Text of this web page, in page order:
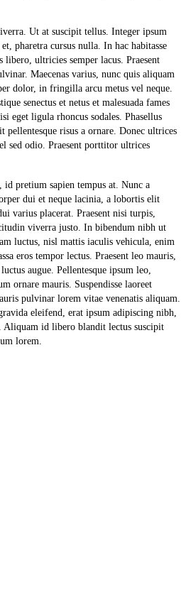
Ut at suscipit tellus. Integer ipsum
pharetra cursus nulla. In hac habitasse
libero, ultricies semper lacus. Praesent
Maecenas varius, nunc quis aliquam
dolor, in fringilla arcu metus vel neque.
senectus et netus et malesuada fames
eget ligula rhoncus sodales. Phasellus
pellentesque risus a ornare. Donec ultrices
sed odio. Praesent porttitor ultrices
pretium sapien tempus at. Nunc a
dui et neque lacinia, a lobortis elit
varius placerat. Praesent nisi turpis,
viverra justo. In bibendum nibh ut
luctus, nisl mattis iaculis vehicula, enim
eros tempor lectus. Praesent leo mauris,
augue. Pellentesque ipsum leo,
ornare mauris. Suspendisse laoreet
pulvinar lorem vitae venenatis aliquam.
eleifend, erat ipsum adipiscing nibh,
id libero blandit lectus suscipit
lorem.